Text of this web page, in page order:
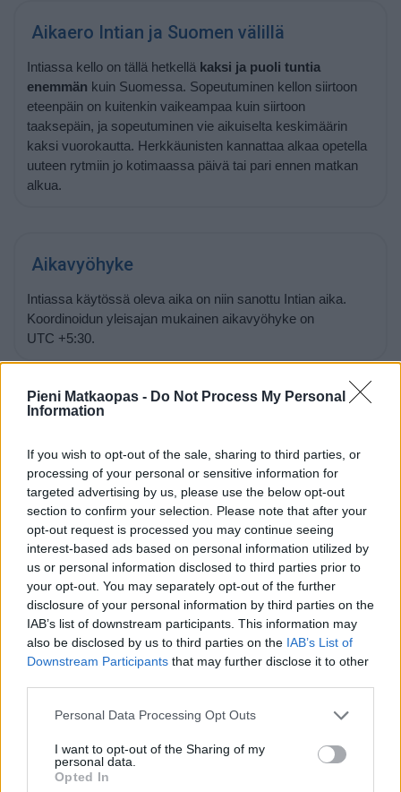
Pieni Matkaopas - Do Not Process My Personal
Information
If you wish to opt-out of the sale, sharing to third parties, or
processing of your personal or sensitive information for
targeted advertising by us, please use the below opt-out
section to confirm your selection. Please note that after your
opt-out request is processed you may continue seeing
interest-based ads based on personal information utilized by
us or personal information disclosed to third parties prior to
your opt-out. You may separately opt-out of the further
disclosure of your personal information by third parties on the
IAB’s list of downstream participants. This information may
also be disclosed by us to third parties on the IAB’s List of
Downstream Participants that may further disclose it to other
Personal Data Processing Opt Outs
I want to opt-out of the Sharing of my
personal data.
Opted In
Aikaero Intian ja Suomen välillä
Intiassa kello on tällä hetkellä kaksi ja puoli tuntia
enemmän kuin Suomessa. Sopeutuminen kellon siirtoon
eteenpäin on kuitenkin vaikeampaa kuin siirtoon
taaksepäin, ja sopeutuminen vie aikuiselta keskimäärin
kaksi vuorokautta. Herkkäunisten kannattaa alkaa opetella
uuteen rytmiin jo kotimaassa päivä tai pari ennen matkan
alkua.
Aikavyöhyke
Intiassa käytössä oleva aika on niin sanottu Intian aika.
Koordinoidun yleisajan mukainen aikavyöhyke on
UTC +5:30.
Aurinko nousee Intian keskiosissa tänään kun kello on
05:52ja laskee kellon ollessa18:53. Nouseva aurinko
alkaa siintää horisontissa suunnassa 72 astetta (itä) ja
laskeva aurinko painuu mailleen horisonttiin suunnassa 288
astetta (länsi).
Kuinka nopeasti Intiassa tulee pimeä
Etelä-Suomessa on hämärää vielä24 minuuttia
auringonlaskun jälkeen ja aamu alkaa sarastaa saman
selvästi nopeammin kuin Suomessa. Hämärän aika, joka
edeltää pimeää ei kestä puoltakaan Etelä-Suomen
vastaavasta. Yleisesti ottaen, hämärän aika on sitä
lyhyempi, mitä lähempänä päiväntasaajaa ollaan.